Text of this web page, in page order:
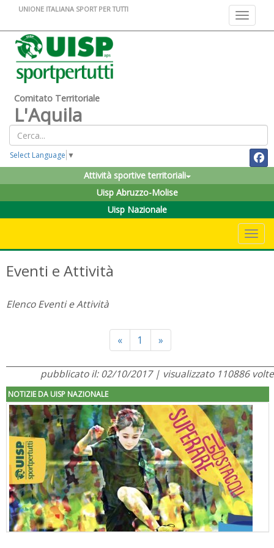
Toggle
UNIONE ITALIANA SPORT PER TUTTI
Comitato Territoriale
L'Aquila
Select Language ▼
Attività sportive territoriali
Uisp Abruzzo-Molise
Uisp Nazionale
Eventi e Attività
Elenco Eventi e Attività
«Previous
1 »Next
pubblicato il: 02/10/2017 | visualizzato 110886 volte
NOTIZIE DA UISP NAZIONALE